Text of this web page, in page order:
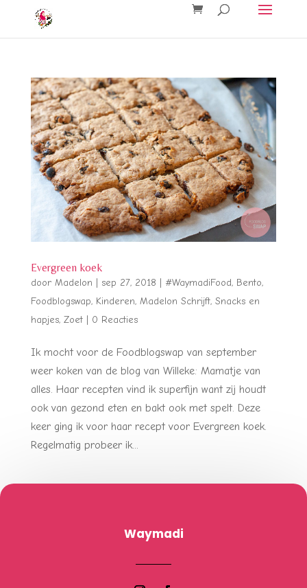
Evergreen koek
door Madelon sep 27, 2018 #WaymadiFood, Bento,
Foodblogswap, Kinderen, Madelon Schrijft, Snacks en
hapjes, Zoet| 0 Reacties
Ik mocht voor de Foodblogswap van september
weer koken van de blog van Willeke: Mamatje van
alles. Haar recepten vind ik superfijn want zij houdt
ook van gezond eten en bakt ook met spelt. Deze
keer ging ik voor haar recept voor Evergreen koek.
Regelmatig probeer ik...
Waymadi